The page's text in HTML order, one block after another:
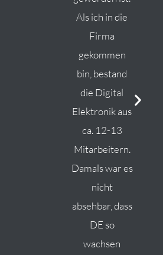
Als ich in die
Firma
gekommen
bin, bestand
die Digital
Elektronik aus
ca. 12-13
Mitarbeitern.
Damals war es
nicht
absehbar, dass
DE so
wachsen